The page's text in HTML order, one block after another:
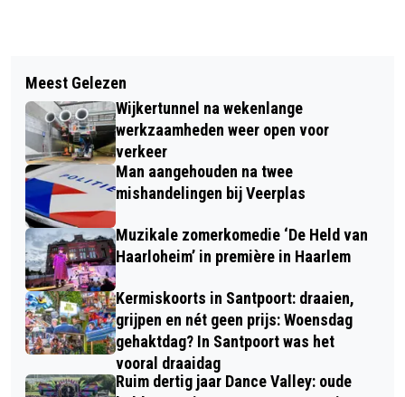
FIETSSEIZOEN VAN START MET
OMLOOP VAN ZANDVOORT;
DRIEKWART STARTBEWIJZEN
VERKOCHT
VANDAAG IN HET DUIN #42: OP ZOEK
NAAR DE DODAARS
Meest Gelezen
Wijkertunnel na wekenlange
werkzaamheden weer open voor
verkeer
Man aangehouden na twee
mishandelingen bij Veerplas
Muzikale zomerkomedie ‘De Held van
Haarloheim’ in première in Haarlem
Kermiskoorts in Santpoort: draaien,
grijpen en nét geen prijs: Woensdag
gehaktdag? In Santpoort was het
vooral draaidag
Ruim dertig jaar Dance Valley: oude